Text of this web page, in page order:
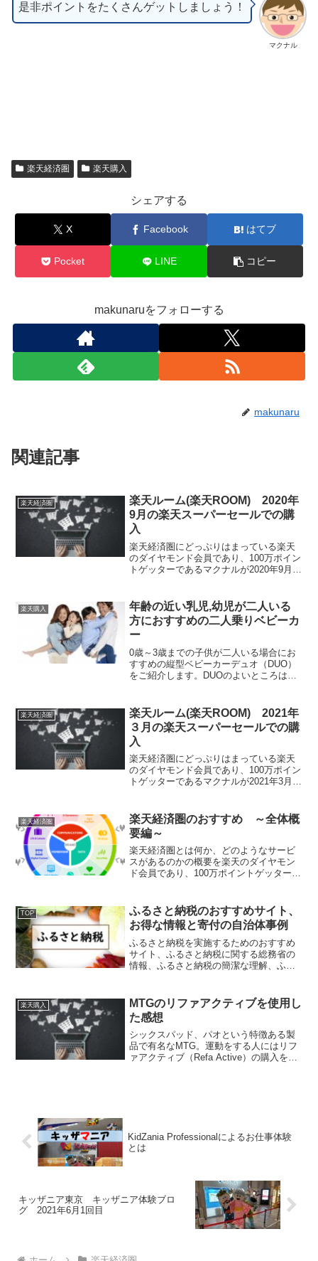
マクナル
是非ポイントをたくさんゲットしましょう！
楽天経済圏 楽天購入
シェアする
X Facebook はてブ
Pocket LINE コピー
makunaruをフォローする
makunaru
関連記事
楽天経済圏
楽天ルーム(楽天ROOM) 2020年
9月の楽天スーパーセールでの購
入
楽天経済圏にどっぷりはまっている楽天
のダイヤモンド会員であり、100万ポイン
トゲッターであるマクナルが2020年9月の
天ルームにあるので良ければブログ内の
URLから私のルームにご訪問ください。
楽天購入
年齢の近い乳児,幼児が二人いる
方におすすめの二人乗りベビーカ
ー
0歳～3歳までの子供が二人いる場合にお
すすめの縦型ベビーカーデュオ（DUO）
をご紹介します。DUOのよいところは横
る方はぜひご検討ください。
楽天経済圏
楽天ルーム(楽天ROOM) 2021年
３月の楽天スーパーセールでの購
入
楽天経済圏にどっぷりはまっている楽天
のダイヤモンド会員であり、100万ポイン
トゲッターであるマクナルが2021年3月の
天ルームにあるので良ければブログ内の
URLから私のルームにご訪問ください。
楽天経済圏
楽天経済圏のおすすめ ～全体概
要編～
楽天経済圏とは何か、どのようなサービ
スがあるのかの概要を楽天のダイヤモン
ド会員であり、100万ポイントゲッターで
ント利用やポイント上限に関する注意点
もご紹介します。
TOP
ふるさと納税のおすすめサイト、
お得な情報と寄付の自治体事例
ふるさと納税を実施するためのおすすめ
サイト、ふるさと納税に関する総務省の
情報、ふるさと納税の簡潔な理解、ふる
と納税をお勧めする理由、寄付している
自治体事例をご紹介します。
楽天購入
MTGのリファアクティブを使用し
た感想
シックスパッド、パオという特徴ある製
品で有名なMTG。運動をする人にはリフ
ァアクティブ（Refa Active）の購入をお
KidZania Professionalによるお仕事体験
とは
キッザニア東京 キッザニア体験ブロ
グ 2021年6月1回目